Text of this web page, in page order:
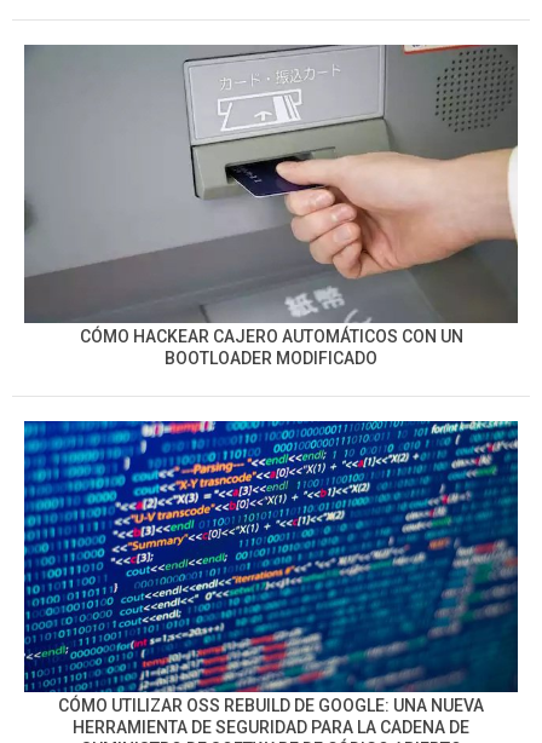
CÓMO HACKEAR CAJERO AUTOMÁTICOS CON UN
BOOTLOADER MODIFICADO
CÓMO UTILIZAR OSS REBUILD DE GOOGLE: UNA NUEVA
HERRAMIENTA DE SEGURIDAD PARA LA CADENA DE